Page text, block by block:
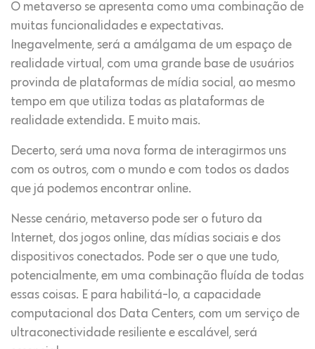
O metaverso se apresenta como uma combinação de
muitas funcionalidades e expectativas.
Inegavelmente, será a amálgama de um espaço de
realidade virtual, com uma grande base de usuários
provinda de plataformas de mídia social, ao mesmo
tempo em que utiliza todas as plataformas de
realidade extendida. E muito mais.
Decerto, será uma nova forma de interagirmos uns
com os outros, com o mundo e com todos os dados
que já podemos encontrar online.
Nesse cenário, metaverso pode ser o futuro da
Internet, dos jogos online, das mídias sociais e dos
dispositivos conectados. Pode ser o que une tudo,
potencialmente, em uma combinação fluída de todas
essas coisas. E para habilitá-lo, a capacidade
computacional dos Data Centers, com um serviço de
ultraconectividade resiliente e escalável, será